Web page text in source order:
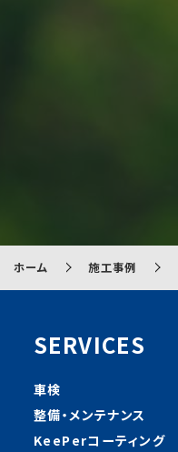
ホーム 施工事例
SERVICES
車検
整備・メンテナンス
KeePerコーティング